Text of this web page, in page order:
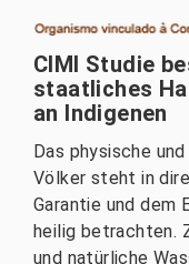
CIMI Studie
staatliches
an Indigenen
Das physische
Völker steht in
Garantie und dem
heilig betrachten.
und natürliche